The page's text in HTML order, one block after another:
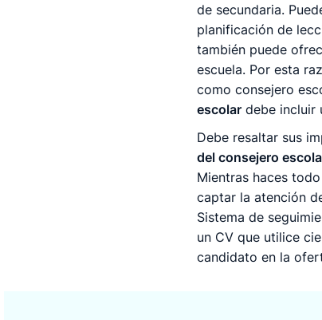
de secundaria.
planificación de
también puede
escuela. Por esta
como consejero
escolar debe incluir
Debe resaltar sus
del consejero
Mientras haces
captar la atención
Sistema de
un CV que utilice
candidato en la